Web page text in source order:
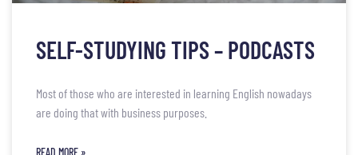
SELF-STUDYING TIPS – PODCASTS
Most of those who are interested in learning English nowadays
are doing that with business purposes.